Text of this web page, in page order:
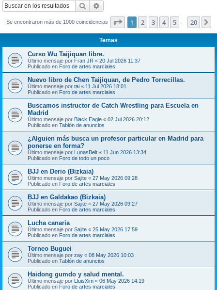
Buscar
Se encontraron más de 1000 coincidencias Página de 20
1 2 3 4 5 20
Temas
Curso Wu Taijiquan libre.
Último mensaje por Fran JR « 20 Jul 2026 11:37
Publicado en Foro de artes marciales
Nuevo libro de Chen Taijiquan, de Pedro Torrecillas.
Último mensaje por tai « 11 Jul 2026 18:01
Publicado en Foro de artes marciales
Buscamos instructor de Catch Wrestling para Escuela en
Madrid
Último mensaje por Black Eagle « 02 Jul 2026 20:12
Publicado en Tablón de anuncios
¿Alguien más busca un profesor particular en Madrid para
ponerse en forma?
Último mensaje por LunasBelt « 11 Jun 2026 13:34
Publicado en Foro de todo un poco
BJJ en Derio (Bizkaia)
Último mensaje por Sajite « 27 May 2026 09:28
Publicado en Foro de artes marciales
BJJ en Galdakao (Bizkaia)
Último mensaje por Sajite « 27 May 2026 09:27
Publicado en Foro de artes marciales
Lucha canaria
Último mensaje por Sajite « 25 May 2026 17:59
Publicado en Foro de artes marciales
Torneo Buguei
Último mensaje por zay « 08 May 2026 10:03
Publicado en Tablón de anuncios
Haidong gumdo y salud mental.
Último mensaje por LluisXim « 06 May 2026 14:19
Publicado en Foro de artes marciales